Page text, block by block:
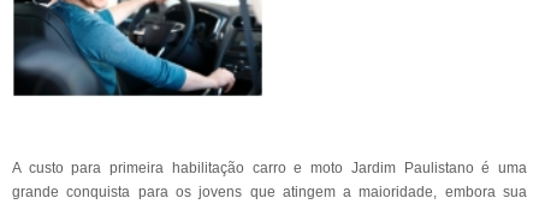
A custo para primeira habilitação carro e moto Jardim Paulistano é uma
grande conquista para os jovens que atingem a maioridade, embora sua